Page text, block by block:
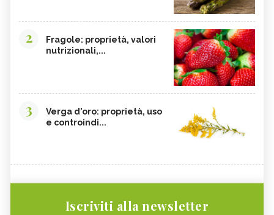
2
Fragole: proprietà, valori
nutrizionali,...
3
Verga d'oro: proprietà, uso
e controindi...
Iscriviti alla newsletter